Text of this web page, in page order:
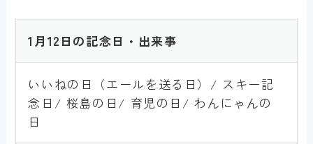
1月12日の記念日・出来事
いいねの日（エールを送る日）/ スキー記
念日/ 桜島の日/ 育児の日/ わんにゃんの
日